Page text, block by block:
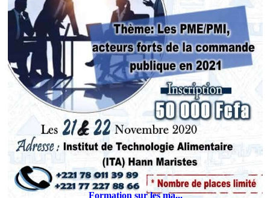
Formation sur les ma...